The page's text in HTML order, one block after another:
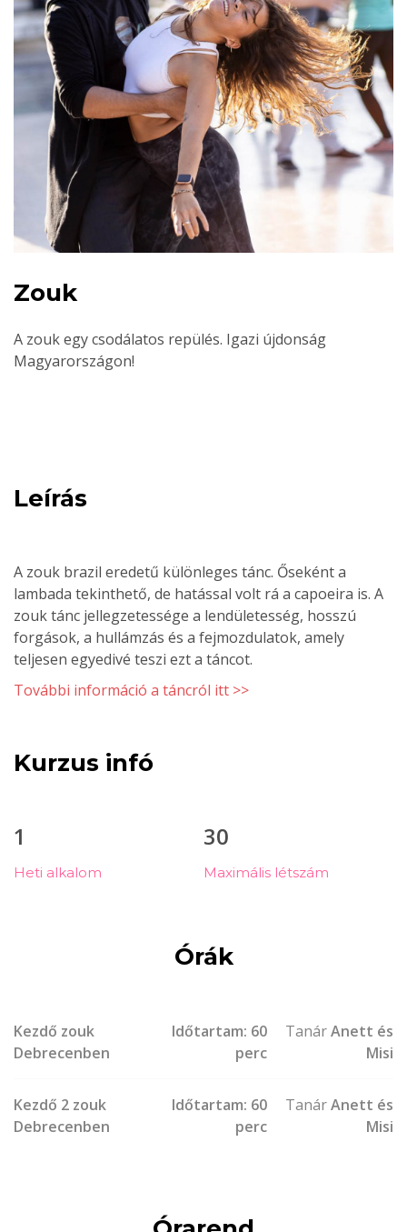
Zouk
A zouk egy csodálatos repülés. Igazi újdonság
Magyarországon!
Leírás
A zouk brazil eredetű különleges tánc. Őseként a
lambada tekinthető, de hatással volt rá a capoeira is. A
zouk tánc jellegzetessége a lendületesség, hosszú
forgások, a hullámzás és a fejmozdulatok, amely
teljesen egyedivé teszi ezt a táncot.
További információ a táncról itt >>
Kurzus infó
1
Heti alkalom
30
Maximális létszám
Órák
Kezdő zouk
Debrecenben
Időtartam: 60
perc
TanárAnett és
Misi
Kezdő 2 zouk
Debrecenben
Időtartam: 60
perc
TanárAnett és
Misi